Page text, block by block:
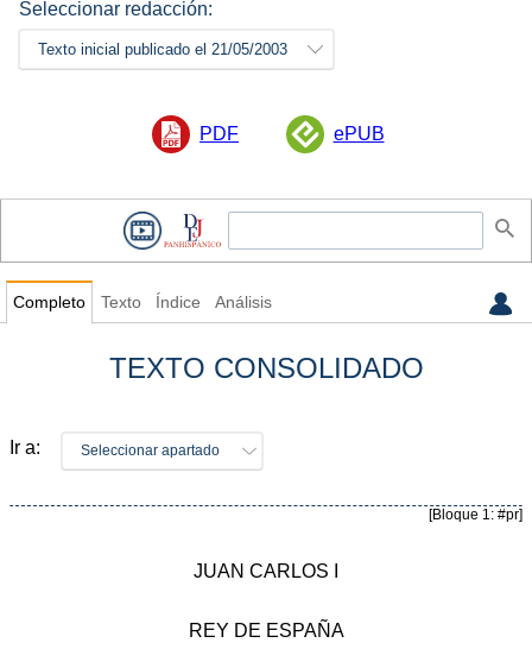
Seleccionar redacción:
Texto inicial publicado el 21/05/2003
PDF ePUB
Completo Texto Índice Análisis
TEXTO CONSOLIDADO
Ir a: Seleccionar apartado
[Bloque 1: #pr]
JUAN CARLOS I
REY DE ESPAÑA